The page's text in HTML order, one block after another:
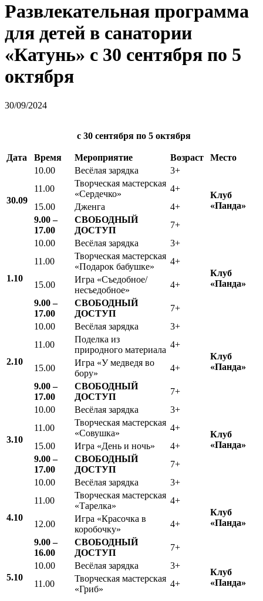
Развлекательная программа
для детей в санатории
«Катунь» с 30 сентября по 5
октября
30/09/2024
с 30 сентября по 5 октября
Дата Время Мероприятие Возраст Место
30.09
10.00 Весёлая зарядка 3+
Клуб
«Панда»
11.00
Творческая мастерская
«Сердечко»
4+
15.00
Дженга
4+
9.00 –
17.00
СВОБОДНЫЙ
ДОСТУП
7+
1.10
10.00 Весёлая зарядка 3+
Клуб
«Панда»
11.00
Творческая мастерская
«Подарок бабушке»
4+
15.00
Игра «Съедобное/
несъедобное»
4+
9.00 –
17.00
СВОБОДНЫЙ
ДОСТУП
7+
2.10
10.00 Весёлая зарядка 3+
Клуб
«Панда»
11.00
Поделка из
природного материала
4+
15.00
Игра «У медведя во
бору»
4+
9.00 –
17.00
СВОБОДНЫЙ
ДОСТУП
7+
3.10
10.00 Весёлая зарядка 3+
Клуб
«Панда»
11.00
Творческая мастерская
«Совушка»
4+
15.00
Игра «День и ночь»
4+
9.00 –
17.00
СВОБОДНЫЙ
ДОСТУП
7+
4.10
10.00 Весёлая зарядка 3+
Клуб
«Панда»
11.00
Творческая мастерская
«Тарелка»
4+
12.00
Игра «Красочка в
коробочку»
4+
9.00 –
16.00
СВОБОДНЫЙ
ДОСТУП
7+
5.10
10.00 Весёлая зарядка 3+
Клуб
«Панда»
11.00
Творческая мастерская
«Гриб»
4+